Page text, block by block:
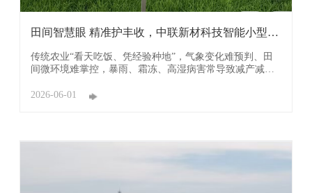
田间智慧眼 精准护丰收，中联新材科技智能小型气
传统农业“看天吃饭、凭经验种地”，气象变化难预判、田
间微环境难掌控，暴雨、霜冻、高湿病害常导致减产减
研自产的智能小型气象站，以高精度感知、智能化分析、
2026-06-01